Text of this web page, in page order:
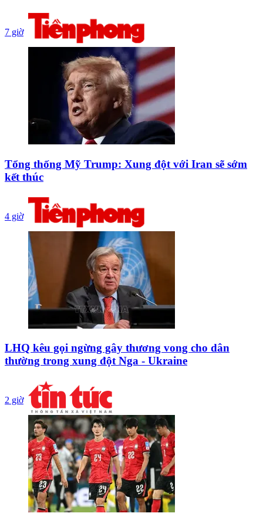
7 giờ
Tổng thống Mỹ Trump: Xung đột với Iran sẽ sớm
kết thúc
4 giờ
LHQ kêu gọi ngừng gây thương vong cho dân
thường trong xung đột Nga - Ukraine
2 giờ